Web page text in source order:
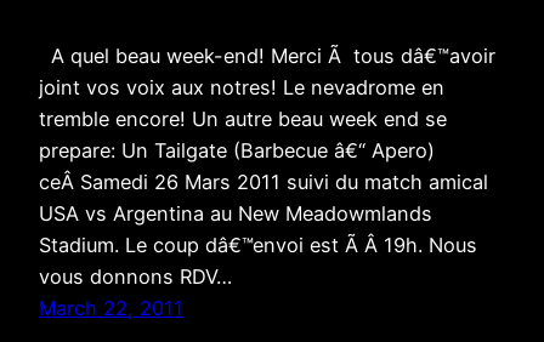
A quel beau week-end! Merci Ã tous dâ€™avoir
joint vos voix aux notres! Le nevadrome en
tremble encore! Un autre beau week end se
prepare: Un Tailgate (Barbecue â€“ Apero)
ceÂ Samedi 26 Mars 2011 suivi du match amical
USA vs Argentina au New Meadowmlands
Stadium. Le coup dâ€™envoi est Ã Â 19h. Nous
vous donnons RDV…
March 22, 2011